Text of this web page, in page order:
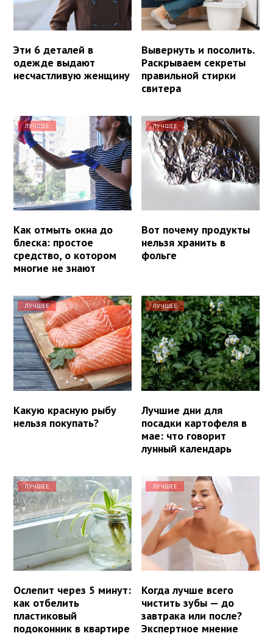
Эти 6 деталей в
одежде выдают
несчастливую женщину
Вывернуть и посолить.
Раскрываем секреты
правильной стирки
свитера
ЛУЧШЕЕ
Как отмыть окна до
блеска: простое
средство, о котором
многие не знают
ЛУЧШЕЕ
Вот почему продукты
нельзя хранить в
фольге
ЛУЧШЕЕ
Какую красную рыбу
нельзя покупать?
ЛУЧШЕЕ
Лучшие дни для
посадки картофеля в
мае: что говорит
лунный календарь
ЛУЧШЕЕ
Ослепит через 5 минут:
как отбелить
пластиковый
подоконник в квартире
ЛУЧШЕЕ
Когда лучше всего
чистить зубы — до
завтрака или после?
Экспертное мнение